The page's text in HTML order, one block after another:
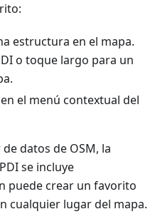
estructura en el mapa.
o toque largo para un
en el menú contextual del
datos de OSM, la
se incluye
puede crear un favorito
cualquier lugar del mapa.